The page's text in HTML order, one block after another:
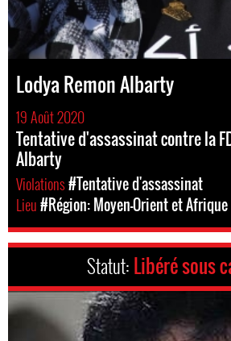
Lodya Remon Albarty
19 Août 2020
Tentative d'assassinat contre la
Albarty
Violations#Tentative d'assassinat
Lieu#Région: Moyen-Orient et
Statut: Libéré sous